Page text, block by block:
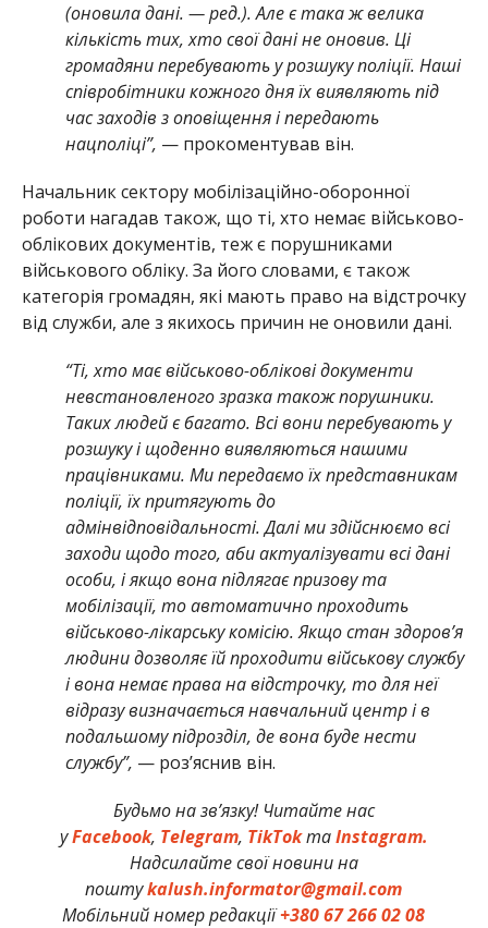
(оновила дані. — ред.). Але є така ж велика
кількість тих, хто свої дані не оновив. Ці
громадяни перебувають у розшуку поліції. Наші
співробітники кожного дня їх виявляють під
час заходів з оповіщення і передають
нацполіці”, — прокоментував він.
Начальник сектору мобілізаційно-оборонної
роботи нагадав також, що ті, хто немає військово-
облікових документів, теж є порушниками
військового обліку. За його словами, є також
категорія громадян, які мають право на відстрочку
від служби, але з якихось причин не оновили дані.
“Ті, хто має військово-облікові документи
невстановленого зразка також порушники.
Таких людей є багато. Всі вони перебувають у
розшуку і щоденно виявляються нашими
працівниками. Ми передаємо їх представникам
поліції, їх притягують до
адмінвідповідальності. Далі ми здійснюємо всі
заходи щодо того, аби актуалізувати всі дані
особи, і якщо вона підлягає призову та
мобілізації, то автоматично проходить
військово-лікарську комісію. Якщо стан здоров’я
людини дозволяє їй проходити військову службу
і вона немає права на відстрочку, то для неї
відразу визначається навчальний центр і в
подальшому підрозділ, де вона буде нести
службу”, — роз’яснив він.
Будьмо на зв’язку! Читайте нас
уFacebook, Telegram, TikTokтаInstagram.
Надсилайте свої новини на
поштуkalush.informator@gmail.com
Мобільний номер редакції+380 67 266 02 08